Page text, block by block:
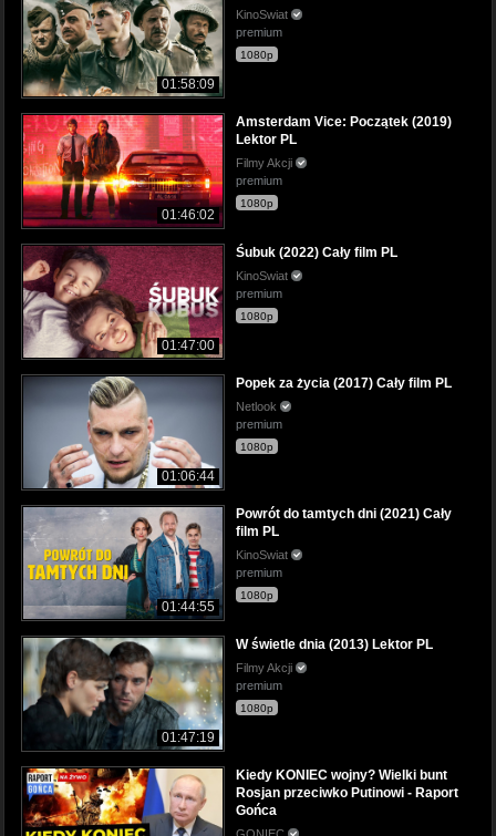
01:58:09
KinoSwiat
premium
1080p
01:46:02
Amsterdam Vice: Początek (2019)
Lektor PL
Filmy Akcji
premium
1080p
01:47:00
Śubuk (2022) Cały film PL
KinoSwiat
premium
1080p
01:06:44
Popek za życia (2017) Cały film PL
Netlook
premium
1080p
01:44:55
Powrót do tamtych dni (2021) Cały
film PL
KinoSwiat
premium
1080p
01:47:19
W świetle dnia (2013) Lektor PL
Filmy Akcji
premium
1080p
Kiedy KONIEC wojny? Wielki bunt
Rosjan przeciwko Putinowi - Raport
Gońca